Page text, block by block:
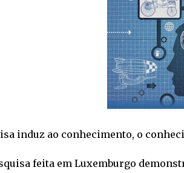
induz ao conhecimento, o
feita em Luxemburgo